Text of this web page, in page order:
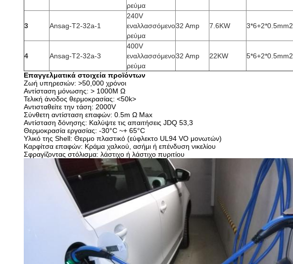
ρεύμα
3 Ansag-T2-32a-1
240V
εναλλασσόμενο
ρεύμα
32 Amp 7.6KW 3*6+2*0.5mm2
4 Ansag-T2-32a-3
400V
εναλλασσόμενο
ρεύμα
32 Amp 22KW 5*6+2*0.5mm2
Επαγγελματικά στοιχεία προϊόντων
Ζωή υπηρεσιών: >50,000 χρόνοι
Αντίσταση μόνωσης: > 1000M Ω
Τελική άνοδος θερμοκρασίας: <50k>
Αντισταθείτε την τάση: 2000V
Σύνθετη αντίσταση επαφών: 0.5m Ω Max
Αντίσταση δόνησης: Καλύψτε τις απαιτήσεις JDQ 53,3
Θερμοκρασία εργασίας: -30°C ~+ 65°C
Υλικό της Shell: Θερμο πλαστικό (εύφλεκτο UL94 VO μονωτών)
Καρφίτσα επαφών: Κράμα χαλκού, ασήμι ή επένδυση νικελίου
Σφραγίζοντας στόλισμα: λάστιχο ή λάστιχο πυριτίου